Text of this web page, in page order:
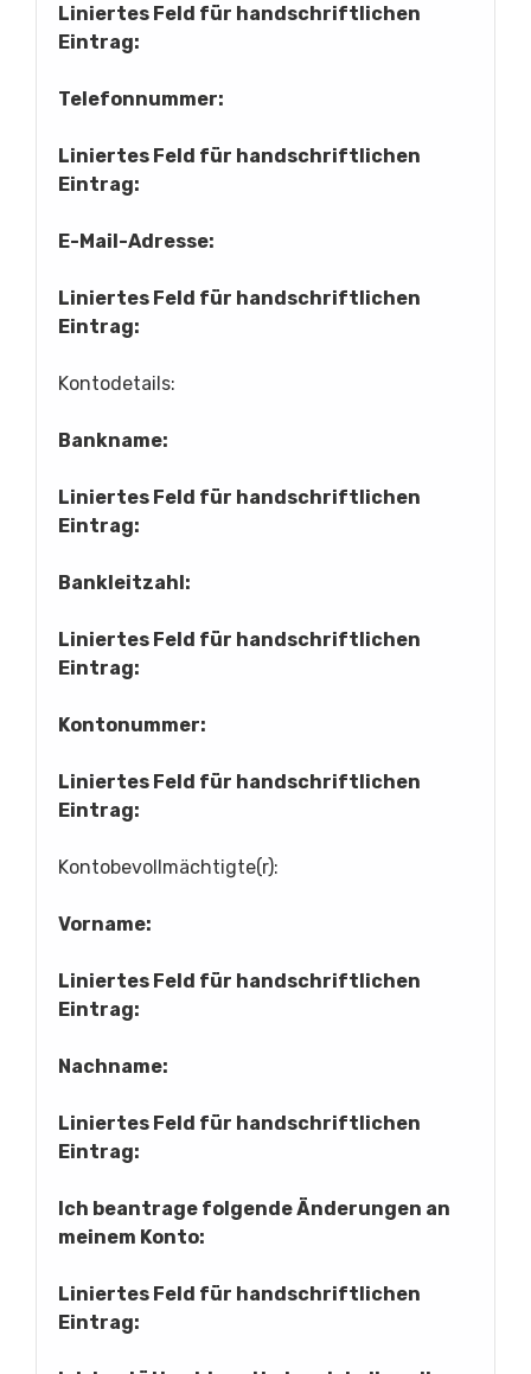
Liniertes Feld für handschriftlichen
Eintrag:
Telefonnummer:
Liniertes Feld für handschriftlichen
Eintrag:
E-Mail-Adresse:
Liniertes Feld für handschriftlichen
Eintrag:
Kontodetails:
Bankname:
Liniertes Feld für handschriftlichen
Eintrag:
Bankleitzahl:
Liniertes Feld für handschriftlichen
Eintrag:
Kontonummer:
Liniertes Feld für handschriftlichen
Eintrag:
Kontobevollmächtigte(r):
Vorname:
Liniertes Feld für handschriftlichen
Eintrag:
Nachname:
Liniertes Feld für handschriftlichen
Eintrag:
Ich beantrage folgende Änderungen an
meinem Konto:
Liniertes Feld für handschriftlichen
Eintrag: